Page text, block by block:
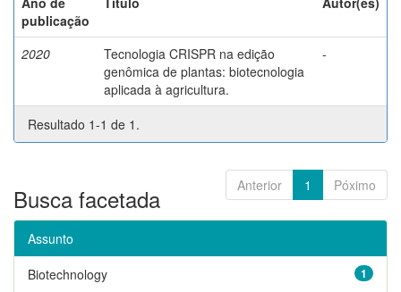
publicação
2020
Tecnologia CRISPR na edição
genômica de plantas: biotecnologia
aplicada à agricultura.
-
Resultado 1-1 de 1.
Anterior 1 Póximo
Busca facetada
Assunto
1
Biotechnology